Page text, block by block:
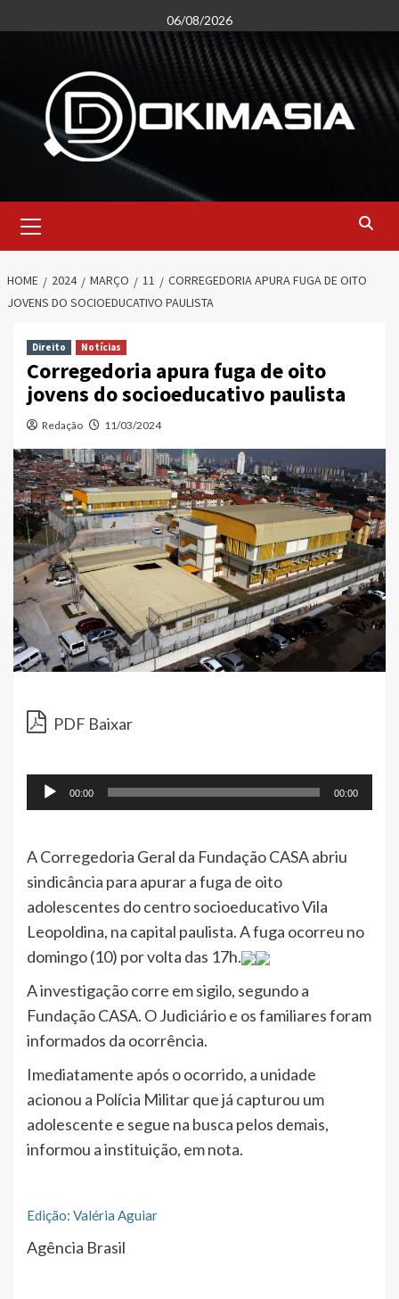
to
06/08/2026
Menu
HOME 2024 MARÇO 11
CORREGEDORIA APURA FUGA DE OITO
JOVENS DO SOCIOEDUCATIVO PAULISTA
Direito Notícias
Corregedoria apura fuga de oito
jovens do socioeducativo paulista
Redação 11/03/2024
PDF Baixar
00:00 00:00
A Corregedoria Geral da Fundação CASA abriu
sindicância para apurar a fuga de oito
adolescentes do centro socioeducativo Vila
Leopoldina, na capital paulista. A fuga ocorreu no
domingo (10) por volta das 17h.
A investigação corre em sigilo, segundo a
Fundação CASA. O Judiciário e os familiares foram
informados da ocorrência.
Imediatamente após o ocorrido, a unidade
acionou a Polícia Militar que já capturou um
adolescente e segue na busca pelos demais,
informou a instituição, em nota.
Edição: Valéria Aguiar
Agência Brasil